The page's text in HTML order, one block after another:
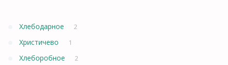
Хлебодарное 2
Христичево 1
Хлеборобное 2